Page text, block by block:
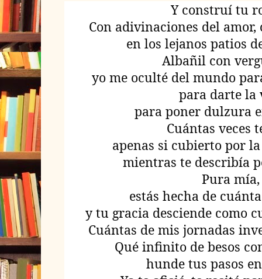
Y construí tu
Con adivinaciones del
en los lejanos patios
Albañil con
yo me oculté del mundo
para darte la
para poner dulzura
Cuántas veces
apenas si cubierto por
mientras te describía
Pura mía,
estás hecha de
y tu gracia desciende como
Cuántas de mis jornadas
Qué infinito de besos
hunde tus pasos